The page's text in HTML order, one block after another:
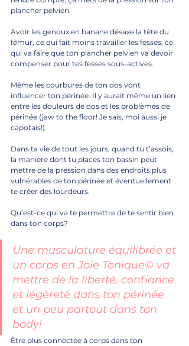
plancher pelvien.
Avoir les genoux en banane désaxe la tête du
fémur, ce qui fait moins travailler les fesses, ce
qui va faire que ton plancher pelvien va devoir
compenser pour tes fesses sous-actives.
Même les courbures de ton dos vont
influencer ton périnée. Il y aurait même un lien
entre les douleurs de dos et les problèmes de
périnée (jaw to the floor! Je sais, moi aussi je
capotais!).
Dans ta vie de tout les jours, quand tu t’assois,
la manière dont tu places ton bassin peut
mettre de la pression dans des endroits plus
vulnérables de ton périnée et éventuellement
te créer des lourdeurs.
Qu’est-ce qui va te permettre de te sentir bien
dans ton corps?
Une musculature équilibrée et
un corps en Joie Tonique© va
mettre de la liberté, confiance
et légèreté dans ton périnée
et un peu partout dans ton
body!
Être plus connectée à corps dans ton